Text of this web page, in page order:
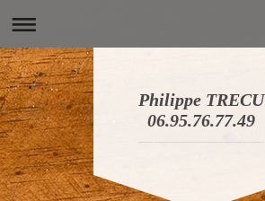
Philippe TRECU
06.95.76.77.49